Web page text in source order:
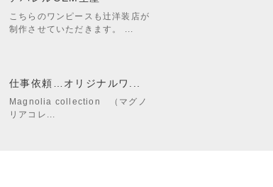
こちらのワンピースも辻洋装店が
制作させていただきます。 ...
仕事依頼…オリジナルワ...
Magnolia collection （マグノ
リアコレ...